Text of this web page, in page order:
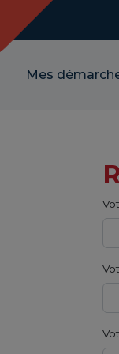
Mes